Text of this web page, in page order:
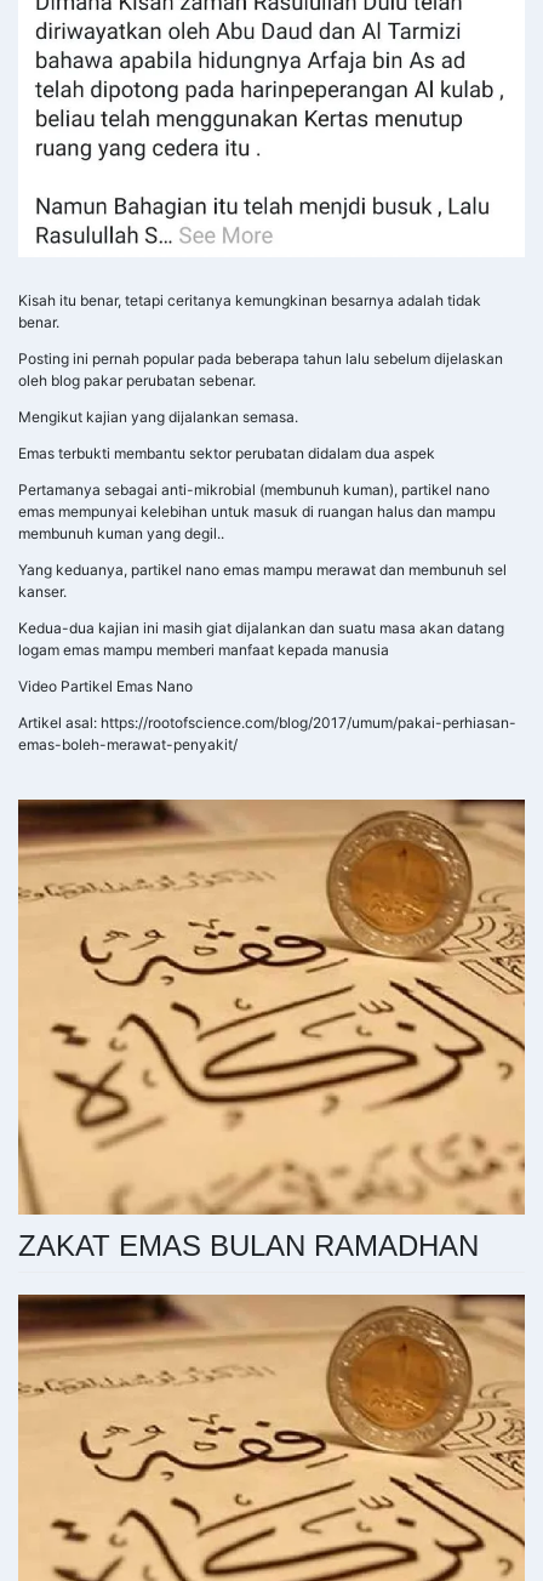
Kisah itu benar, tetapi ceritanya kemungkinan besarnya adalah tidak
benar.
Posting ini pernah popular pada beberapa tahun lalu sebelum dijelaskan
oleh blog pakar perubatan sebenar.
Mengikut kajian yang dijalankan semasa.
Emas terbukti membantu sektor perubatan didalam dua aspek
Pertamanya sebagai anti-mikrobial (membunuh kuman), partikel nano
emas mempunyai kelebihan untuk masuk di ruangan halus dan mampu
membunuh kuman yang degil..
Yang keduanya, partikel nano emas mampu merawat dan membunuh sel
kanser.
Kedua-dua kajian ini masih giat dijalankan dan suatu masa akan datang
logam emas mampu memberi manfaat kepada manusia
Video Partikel Emas Nano
Artikel asal: https://rootofscience.com/blog/2017/umum/pakai-perhiasan-
emas-boleh-merawat-penyakit/
ZAKAT EMAS BULAN RAMADHAN